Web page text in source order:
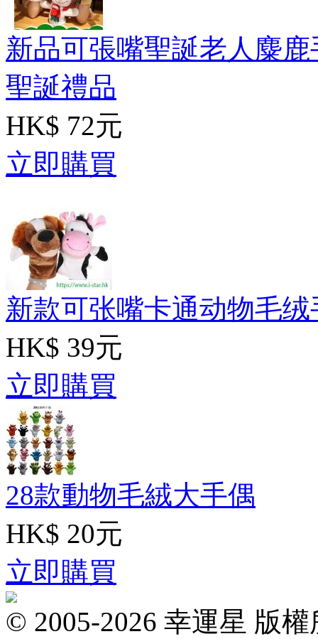
新品可張嘴聖誕老人麋
聖誕禮品
HK$ 72元
立即購買
新款可张嘴卡通动物毛绒
HK$ 39元
立即購買
28款動物毛絨大手偶
HK$ 20元
立即購買
© 2005-2026 幸運星 版